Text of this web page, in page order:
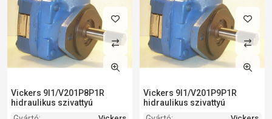
Vickers 9I1/V201P8P1R
hidraulikus szivattyú
Vickers 9I1/V201P9P1R
hidraulikus szivattyú